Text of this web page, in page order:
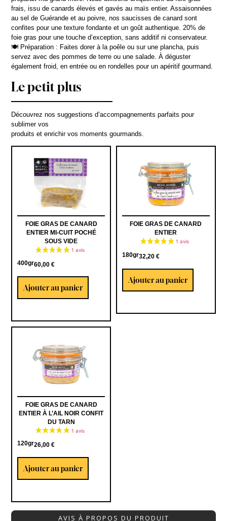
frais, issu de canards élevés et gavés au maïs entier. Assaisonnées
au sel de Guérande et au poivre, nos saucisses de canard sont
confites pour une texture fondante et un goût authentique. 20% de
foie gras pour une touche d’exception, sans additif ni conservateur.
🍽 Préparation : Faites dorer à la poêle ou sur une plancha, puis
servez avec des pommes de terre ou une salade. À déguster
également froid, en entrée ou en rondelles pour un apéritif gourmand.
Le petit plus
Découvrez nos suggestions d’accompagnements parfaits pour
sublimer vos
produits et enrichir vos moments gourmands.
FOIE GRAS DE CANARD
ENTIER MI-CUIT POCHÉ
SOUS VIDE
400gr60,00€
Ajouter au panier
FOIE GRAS DE CANARD
ENTIER
180gr32,20 €
Ajouter au panier
FOIE GRAS DE CANARD
ENTIER À L’AIL NOIR CONFIT
DU TARN
120gr26,00€
Ajouter au panier
AVIS À PROPOS DU PRODUIT